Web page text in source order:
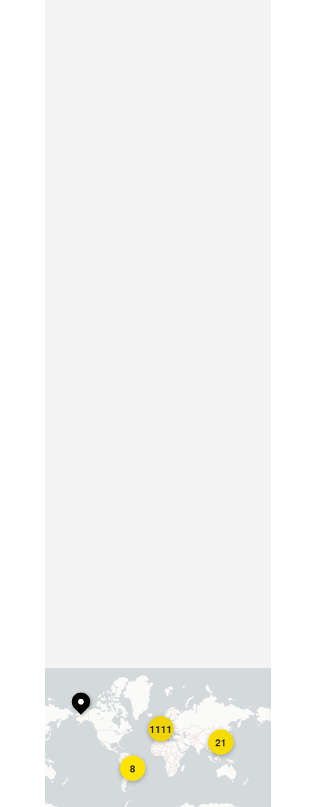
8
21
1111